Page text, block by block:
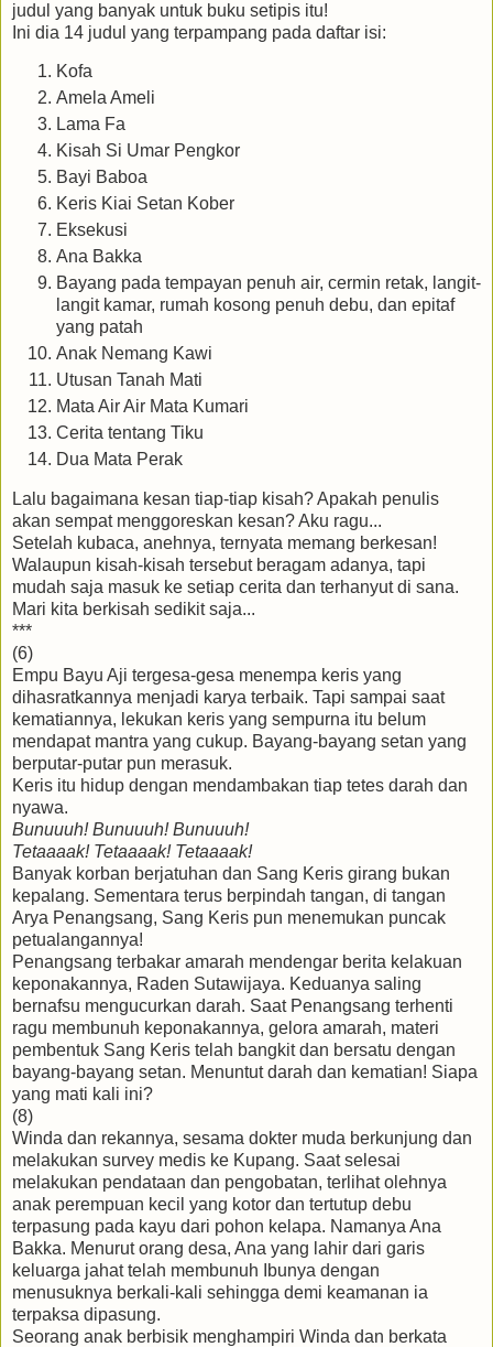
judul yang banyak untuk buku setipis itu!
Ini dia 14 judul yang terpampang pada daftar isi:
Kofa
Amela Ameli
Lama Fa
Kisah Si Umar Pengkor
Bayi Baboa
Keris Kiai Setan Kober
Eksekusi
Ana Bakka
Bayang pada tempayan penuh air, cermin retak, langit-
langit kamar, rumah kosong penuh debu, dan epitaf
yang patah
Anak Nemang Kawi
Utusan Tanah Mati
Mata Air Air Mata Kumari
Cerita tentang Tiku
Dua Mata Perak
Lalu bagaimana kesan tiap-tiap kisah? Apakah penulis
akan sempat menggoreskan kesan? Aku ragu...
Setelah kubaca, anehnya, ternyata memang berkesan!
Walaupun kisah-kisah tersebut beragam adanya, tapi
mudah saja masuk ke setiap cerita dan terhanyut di sana.
Mari kita berkisah sedikit saja...
***
(6)
Empu Bayu Aji tergesa-gesa menempa keris yang
dihasratkannya menjadi karya terbaik. Tapi sampai saat
kematiannya, lekukan keris yang sempurna itu belum
mendapat mantra yang cukup. Bayang-bayang setan yang
berputar-putar pun merasuk.
Keris itu hidup dengan mendambakan tiap tetes darah dan
nyawa.
Bunuuuh! Bunuuuh! Bunuuuh!
Tetaaaak! Tetaaaak! Tetaaaak!
Banyak korban berjatuhan dan Sang Keris girang bukan
kepalang. Sementara terus berpindah tangan, di tangan
Arya Penangsang, Sang Keris pun menemukan puncak
petualangannya!
Penangsang terbakar amarah mendengar berita kelakuan
keponakannya, Raden Sutawijaya. Keduanya saling
bernafsu mengucurkan darah. Saat Penangsang terhenti
ragu membunuh keponakannya, gelora amarah, materi
pembentuk Sang Keris telah bangkit dan bersatu dengan
bayang-bayang setan. Menuntut darah dan kematian! Siapa
yang mati kali ini?
(8)
Winda dan rekannya, sesama dokter muda berkunjung dan
melakukan survey medis ke Kupang. Saat selesai
melakukan pendataan dan pengobatan, terlihat olehnya
anak perempuan kecil yang kotor dan tertutup debu
terpasung pada kayu dari pohon kelapa. Namanya Ana
Bakka. Menurut orang desa, Ana yang lahir dari garis
keluarga jahat telah membunuh Ibunya dengan
menusuknya berkali-kali sehingga demi keamanan ia
terpaksa dipasung.
Seorang anak berbisik menghampiri Winda dan berkata